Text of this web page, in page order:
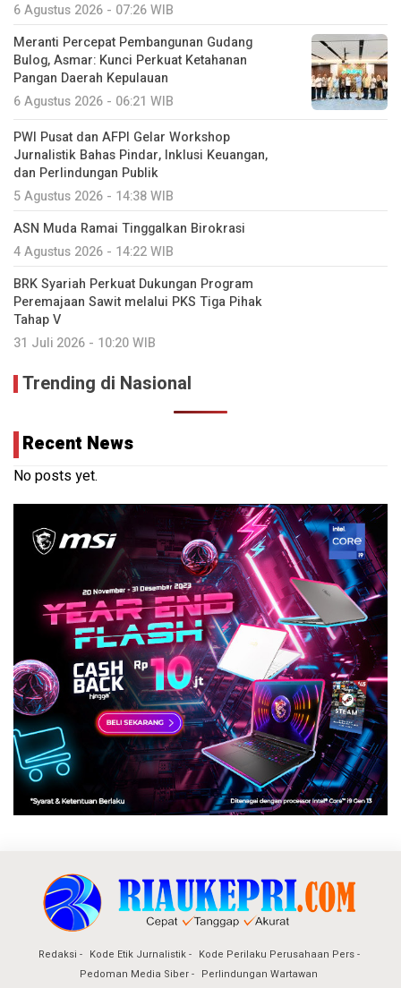
6 Agustus 2026 - 07:26 WIB
Meranti Percepat Pembangunan Gudang
Bulog, Asmar: Kunci Perkuat Ketahanan
Pangan Daerah Kepulauan
6 Agustus 2026 - 06:21 WIB
PWI Pusat dan AFPI Gelar Workshop
Jurnalistik Bahas Pindar, Inklusi Keuangan,
dan Perlindungan Publik
5 Agustus 2026 - 14:38 WIB
ASN Muda Ramai Tinggalkan Birokrasi
4 Agustus 2026 - 14:22 WIB
BRK Syariah Perkuat Dukungan Program
Peremajaan Sawit melalui PKS Tiga Pihak
Tahap V
31 Juli 2026 - 10:20 WIB
Trending di Nasional
Recent News
No posts yet.
Redaksi Kode Etik Jurnalistik
Kode Perilaku Perusahaan Pers
Pedoman Media Siber
Perlindungan Wartawan